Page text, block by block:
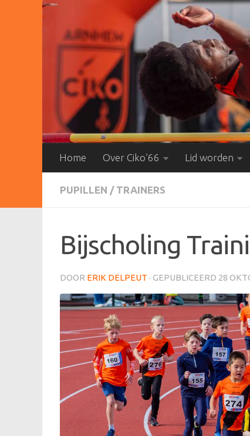
Doorgaan naar inhoud
Home Over Ciko’66 Lid worden
PUPILLEN / TRAINERS
Bijscholing
DOOR ERIK DELPEUT · GEPUBLICEERD 28